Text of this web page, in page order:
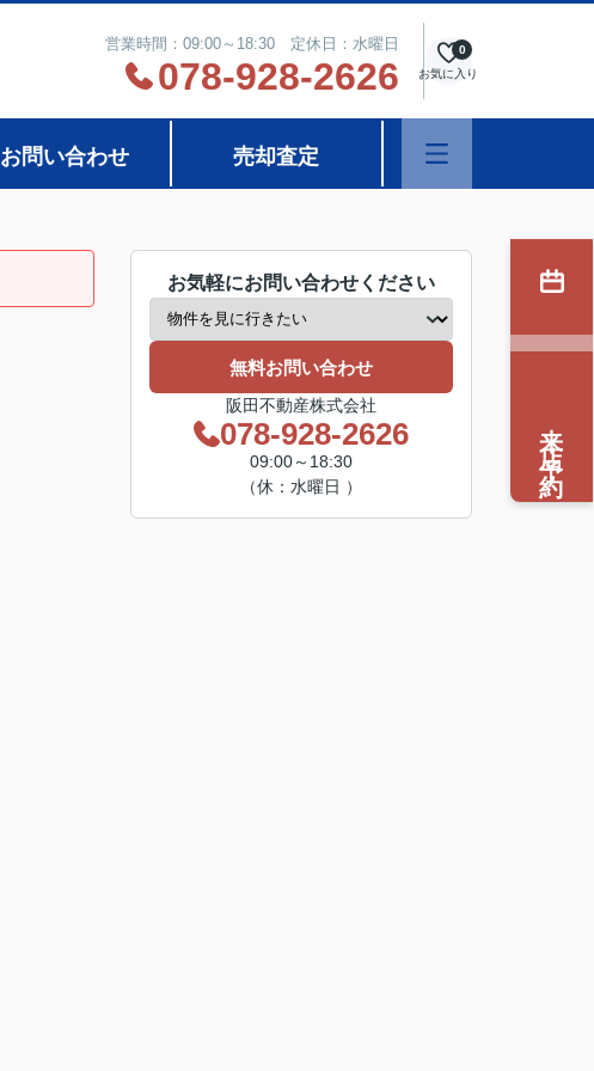
営業時間：09:00～18:30 定休日：水曜日
078-928-2626 お気に入り
0
お問い合わせ 売却査定
お気軽にお問い合わせください
無料お問い合わせ
阪田不動産株式会社
078-928-2626
09:00～18:30
（休：水曜日 ）
来店予約